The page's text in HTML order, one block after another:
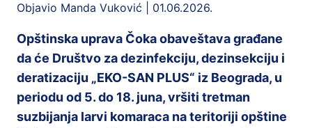
Objavio Manda Vuković | 01.06.2026.
Opštinska uprava Čoka obaveštava građane
da će Društvo za dezinfekciju, dezinsekciju i
deratizaciju „EKO-SAN PLUS“ iz Beograda, u
periodu od 5. do 18. juna, vršiti tretman
suzbijanja larvi komaraca na teritoriji opštine